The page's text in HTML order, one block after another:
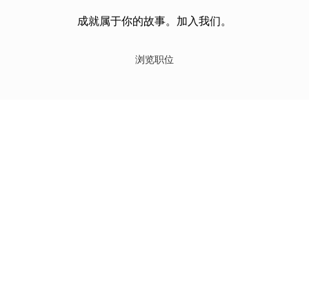
成就属于你的故事。加入我们。
浏览职位